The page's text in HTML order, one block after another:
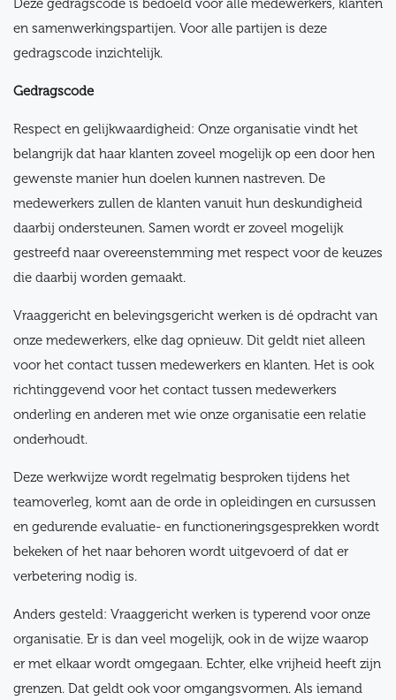
Deze gedragscode is bedoeld voor alle medewerkers, klanten
en samenwerkingspartijen. Voor alle partijen is deze
gedragscode inzichtelijk.
Gedragscode
Respect en gelijkwaardigheid: Onze organisatie vindt het
belangrijk dat haar klanten zoveel mogelijk op een door hen
gewenste manier hun doelen kunnen nastreven. De
medewerkers zullen de klanten vanuit hun deskundigheid
daarbij ondersteunen. Samen wordt er zoveel mogelijk
gestreefd naar overeenstemming met respect voor de keuzes
die daarbij worden gemaakt.
Vraaggericht en belevingsgericht werken is dé opdracht van
onze medewerkers, elke dag opnieuw. Dit geldt niet alleen
voor het contact tussen medewerkers en klanten. Het is ook
richtinggevend voor het contact tussen medewerkers
onderling en anderen met wie onze organisatie een relatie
onderhoudt.
Deze werkwijze wordt regelmatig besproken tijdens het
teamoverleg, komt aan de orde in opleidingen en cursussen
en gedurende evaluatie- en functioneringsgesprekken wordt
bekeken of het naar behoren wordt uitgevoerd of dat er
verbetering nodig is.
Anders gesteld: Vraaggericht werken is typerend voor onze
organisatie. Er is dan veel mogelijk, ook in de wijze waarop
er met elkaar wordt omgegaan. Echter, elke vrijheid heeft zijn
grenzen. Dat geldt ook voor omgangsvormen. Als iemand